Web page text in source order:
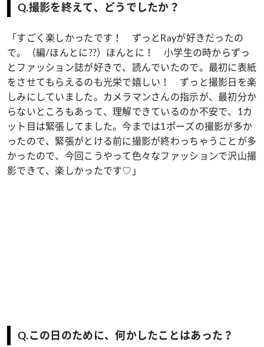
Q.撮影を終えて、どうでしたか？
「すごく楽しかったです！ ずっとRayが好きだったの
で。（編/ほんとに??）ほんとに！ 小学生の時からずっ
とファッション誌が好きで、読んでいたので。最初に表紙
をさせてもらえるのも光栄で嬉しい！ ずっと撮影日を楽
しみにしていました。カメラマンさんの指示が、最初分か
らないところもあって、理解できているのか不安で、1カ
ット目は緊張してました。今までは1ポーズの撮影が多か
ったので、緊張がとける前に撮影が終わっちゃうことが多
かったので、今回こうやって色々なファッションで沢山撮
影できて、楽しかったです♡」
Q.この日のために、何かしたことはあった？